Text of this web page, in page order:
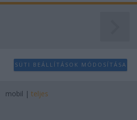
SÜTI BEÁLLÍTÁSOK MÓDOSÍTÁSA
mobil | teljes